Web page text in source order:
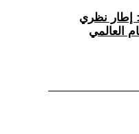
: إطار نظري
العالمي